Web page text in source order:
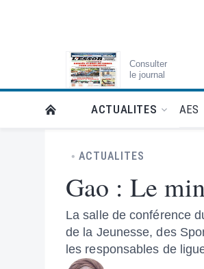
Consulter
le journal
RETOUR À LA PAGE D’ACCUEIL
ACTUALITES AES
ACTUALITES
Gao : Le
La salle de conférence
de la Jeunesse, des
les responsables de